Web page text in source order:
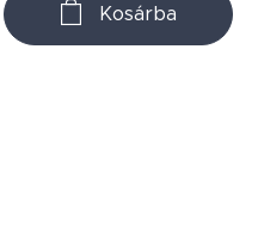
Kosárba